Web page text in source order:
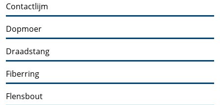
Contactlijm
Dopmoer
Draadstang
Fiberring
Flensbout